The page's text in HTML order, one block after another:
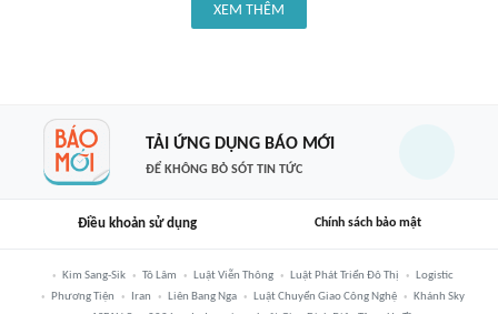
XEM THÊM
TẢI ỨNG DỤNG BÁO MỚI
ĐỂ KHÔNG BỎ SÓT TIN TỨC
Điều khoản sử dụng Chính sách bảo mật
Kim Sang-Sik Tô Lâm Luật Viễn Thông Luật Phát Triển Đô Thị
Logistic
Phương Tiện
Iran Liên Bang Nga Luật Chuyển Giao Công Nghệ
Khánh Sky